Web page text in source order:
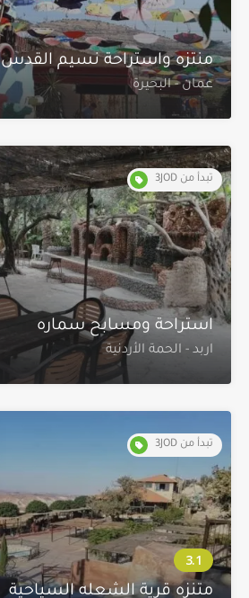
منتزه واستراحة نسيم القدس
عمان - البحيرة
تبدأ من 3JOD
استراحة ومسابح سماره
اربد - الحمة الأردنية
تبدأ من 3JOD
متنزه قرية الشعله السياحية